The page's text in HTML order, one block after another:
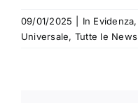
09/01/2025 In Evidenza,
Universale, Tutte le News